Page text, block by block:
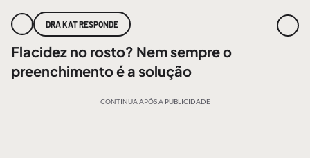
DRA KAT RESPONDE
Flacidez no rosto? Nem sempre o
preenchimento é a solução
CONTINUA APÓS A PUBLICIDADE